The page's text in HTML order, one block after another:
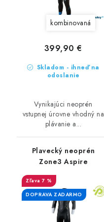
kombinovaná
Skladom - ihneď na
odoslanie
399,90 €
Vynikajúci neoprén
vstupnej úrovne vhodný na
plávanie a...
Plavecký neoprén
Zone3 Aspire
7 %
DOPRAVA ZADARMO